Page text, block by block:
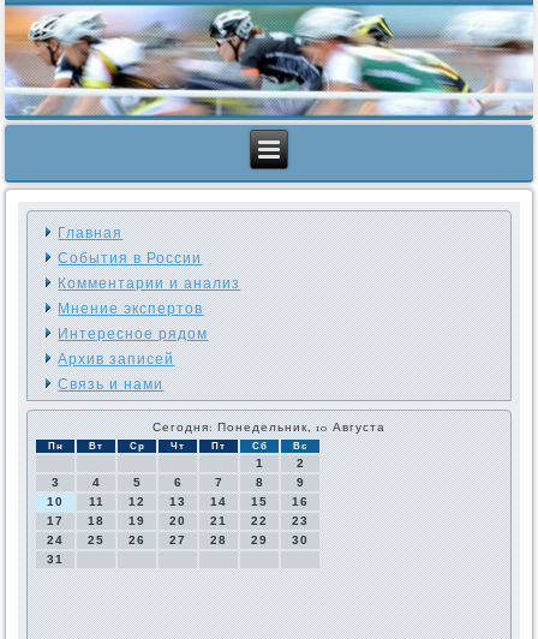
Главная
События в России
Комментарии и анализ
Мнение экспертов
Интересное рядом
Архив записей
Связь и нами
Сегодня: Понедельник, 10 Августа
Пн Вт Ср Чт Пт Сб Вс
1
2
3
4 5 6 7 8
9
10
11 12 13 14 15
16
17
18 19 20 21 22
23
24
25 26 27 28 29
30
31